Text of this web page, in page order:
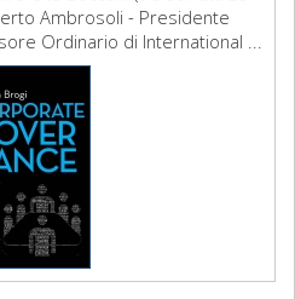
Ambrosoli - Presidente
Ordinario di International ...